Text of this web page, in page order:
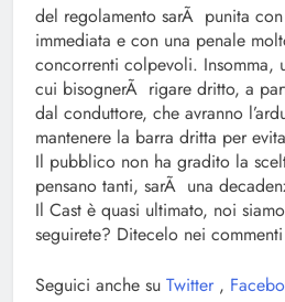
del regolamento sarÃ punita
immediata e con una penale
concorrenti colpevoli. Insomma,
cui bisognerÃ rigare dritto, a
dal conduttore, che avranno
mantenere la barra dritta per
Il pubblico non ha gradito la
pensano tanti, sarÃ una
Il Cast è quasi ultimato, noi
seguirete? Ditecelo nei
Seguici anche su Twitter ,